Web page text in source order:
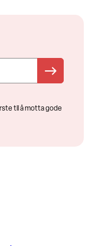
til å motta gode